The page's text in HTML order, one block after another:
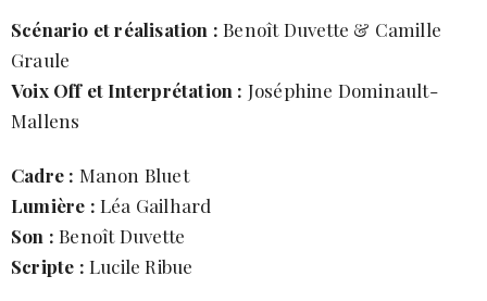
Scénario et réalisation : Benoît Duvette & Camille
Graule
Voix Off et Interprétation : Joséphine Dominault-
Mallens
Cadre : Manon Bluet
Lumière : Léa Gailhard
Son : Benoît Duvette
Scripte : Lucile Ribue